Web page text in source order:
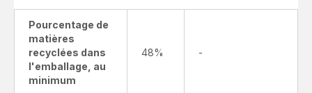
Pourcentage de
matières
recyclées dans
l'emballage, au
minimum
48% -